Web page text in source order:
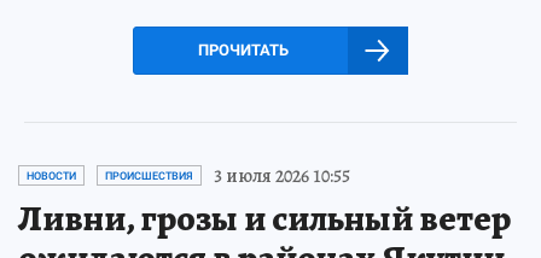
ПРОЧИТАТЬ
НОВОСТИ ПРОИСШЕСТВИЯ 3 июля 2026 10:55
Ливни, грозы и сильный ветер